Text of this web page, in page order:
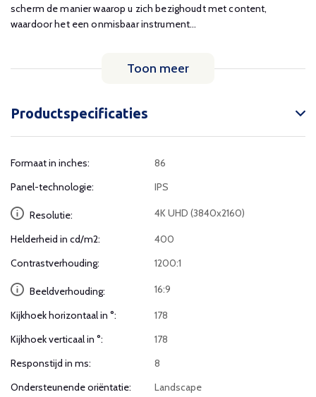
scherm de manier waarop u zich bezighoudt met content,
waardoor het een onmisbaar instrument...
Toon meer
Productspecificaties
Formaat in inches:
86
Panel-technologie:
IPS
Resolutie: 4K UHD (3840x2160)
Helderheid in cd/m2:
400
Contrastverhouding:
1200:1
Beeldverhouding: 16:9
Kijkhoek horizontaal in °:
178
Kijkhoek verticaal in °:
178
Responstijd in ms:
8
Ondersteunende oriëntatie:
Landscape